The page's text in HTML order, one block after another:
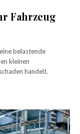
Fahrzeug
belastende
kleinen
handelt.